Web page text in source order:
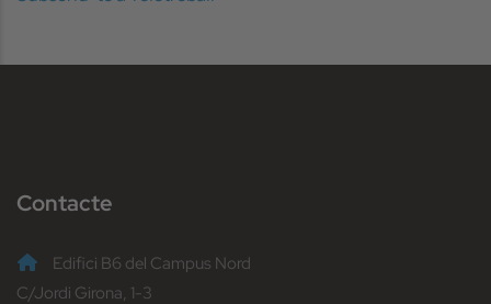
Contacte
Edifici B6 del Campus Nord
C/Jordi Girona, 1-3